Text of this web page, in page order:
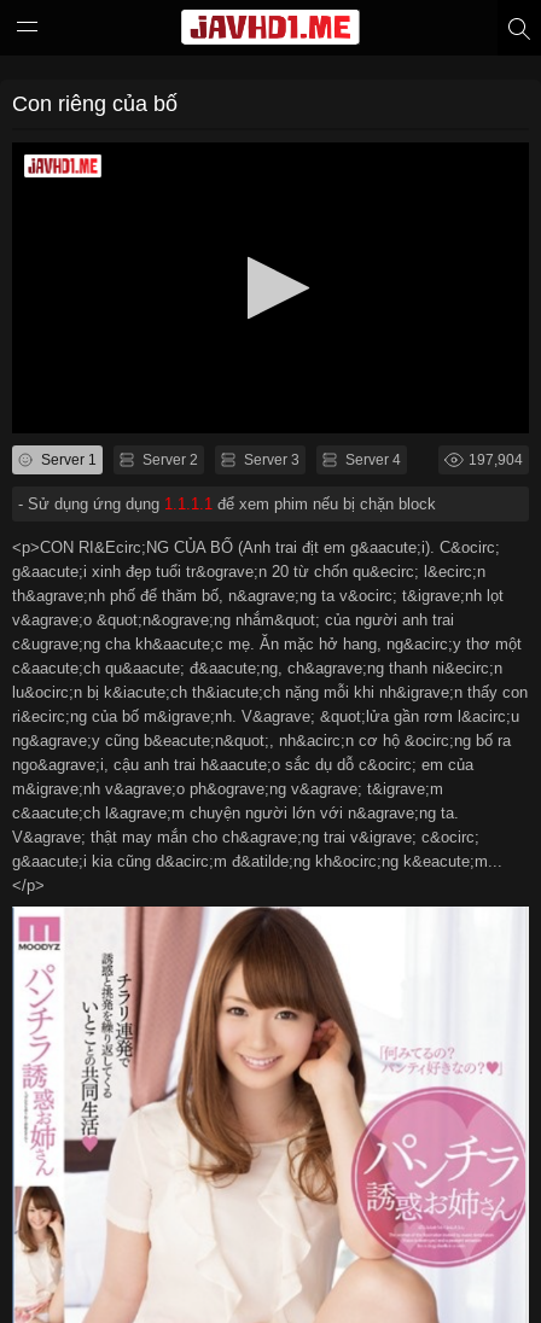
Con riêng của bố
Server 1 Server 2 Server 3 Server 4 197,904
- Sử dụng ứng dụng 1.1.1.1 để xem phim nếu bị chặn block
<p>CON RI&Ecirc;NG CỦA BỐ (Anh trai địt em g&aacute;i). C&ocirc;
g&aacute;i xinh đẹp tuổi tr&ograve;n 20 từ chốn qu&ecirc; l&ecirc;n
th&agrave;nh phố để thăm bố, n&agrave;ng ta v&ocirc; t&igrave;nh lọt
v&agrave;o &quot;n&ograve;ng nhắm&quot; của người anh trai
c&ugrave;ng cha kh&aacute;c mẹ. Ăn mặc hở hang, ng&acirc;y thơ một
c&aacute;ch qu&aacute; đ&aacute;ng, ch&agrave;ng thanh ni&ecirc;n
lu&ocirc;n bị k&iacute;ch th&iacute;ch nặng mỗi khi nh&igrave;n thấy con
ri&ecirc;ng của bố m&igrave;nh. V&agrave; &quot;lửa gần rơm l&acirc;u
ng&agrave;y cũng b&eacute;n&quot;, nh&acirc;n cơ hộ &ocirc;ng bố ra
ngo&agrave;i, cậu anh trai h&aacute;o sắc dụ dỗ c&ocirc; em của
m&igrave;nh v&agrave;o ph&ograve;ng v&agrave; t&igrave;m
c&aacute;ch l&agrave;m chuyện người lớn với n&agrave;ng ta.
V&agrave; thật may mắn cho ch&agrave;ng trai v&igrave; c&ocirc;
g&aacute;i kia cũng d&acirc;m đ&atilde;ng kh&ocirc;ng k&eacute;m...
</p>